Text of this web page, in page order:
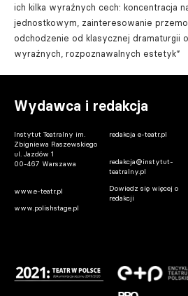
ich kilka wyraźnych cech: koncentracja
jednostkowym, zainteresowanie
odchodzenie od klasycznej dramaturgii
wyraźnych, rozpoznawalnych estetyk”
Wydawca i redakcja
Instytut Teatralny im.
Zbigniewa Raszewskiego
ul. Jazdów 1
00-467 Warszawa
www.e-teatr.pl
www.polishstage.pl
redakcja e-teatr.pl
redakcja@instytut-
teatralny.pl
Dowiedz się więcej o
redakcji